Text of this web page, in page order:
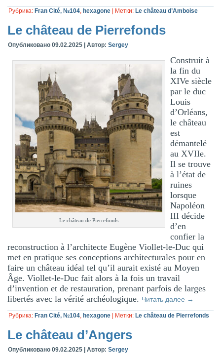
Рубрика: Fran Cité, №104 ,hexagone | Метки: Le château d’Amboise
Le château de Pierrefonds
Опубликовано 09.02.2025 |Автор: Sergey
Le château de Pierrefonds
Construit à
la fin du
XIVe siècle
par le duc
Louis
d’Orléans,
le château
est
démantelé
au XVIIe.
Il se trouve
à l’état de
ruines
lorsque
Napoléon
III décide
d’en
confier la
reconstruction à l’architecte Eugène Viollet-le-Duc qui
met en pratique ses conceptions architecturales pour en
faire un château idéal tel qu’il aurait existé au Moyen
Âge. Viollet-le-Duc fait alors à la fois un travail
d’invention et de restauration, prenant parfois de larges
libertés avec la vérité archéologique. Читать далее →
Рубрика: Fran Cité, №104 ,hexagone | Метки: Le château de Pierrefonds
Le château d’Angers
Опубликовано 09.02.2025 |Автор: Sergey